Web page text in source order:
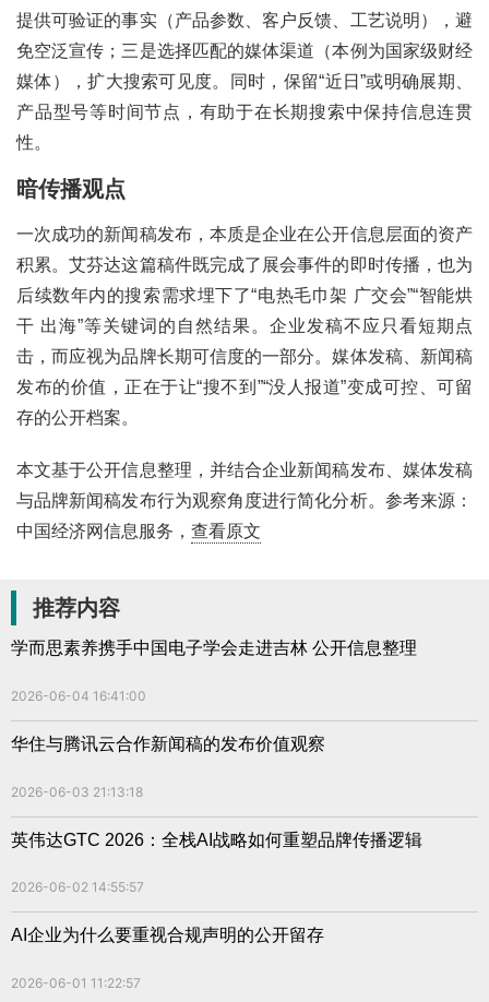
提供可验证的事实（产品参数、客户反馈、工艺说明），避
免空泛宣传；三是选择匹配的媒体渠道（本例为国家级财经
媒体），扩大搜索可见度。同时，保留“近日”或明确展期、
产品型号等时间节点，有助于在长期搜索中保持信息连贯
性。
暗传播观点
一次成功的新闻稿发布，本质是企业在公开信息层面的资产
积累。艾芬达这篇稿件既完成了展会事件的即时传播，也为
后续数年内的搜索需求埋下了“电热毛巾架 广交会”“智能烘
干 出海”等关键词的自然结果。企业发稿不应只看短期点
击，而应视为品牌长期可信度的一部分。媒体发稿、新闻稿
发布的价值，正在于让“搜不到”“没人报道”变成可控、可留
存的公开档案。
本文基于公开信息整理，并结合企业新闻稿发布、媒体发稿
与品牌新闻稿发布行为观察角度进行简化分析。参考来源：
中国经济网信息服务， 查看原文
推荐内容
学而思素养携手中国电子学会走进吉林 公开信息整理
2026-06-04 16:41:00
华住与腾讯云合作新闻稿的发布价值观察
2026-06-03 21:13:18
英伟达GTC 2026：全栈AI战略如何重塑品牌传播逻辑
2026-06-02 14:55:57
AI企业为什么要重视合规声明的公开留存
2026-06-01 11:22:57